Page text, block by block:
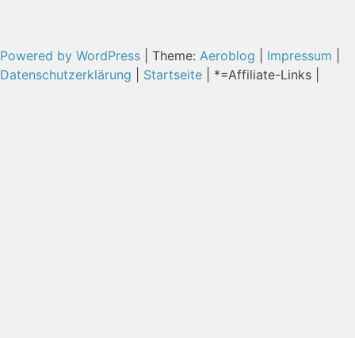
Powered by WordPress Theme: Aeroblog Impressum
Datenschutzerklärung
Startseite | *=Affiliate-Links |